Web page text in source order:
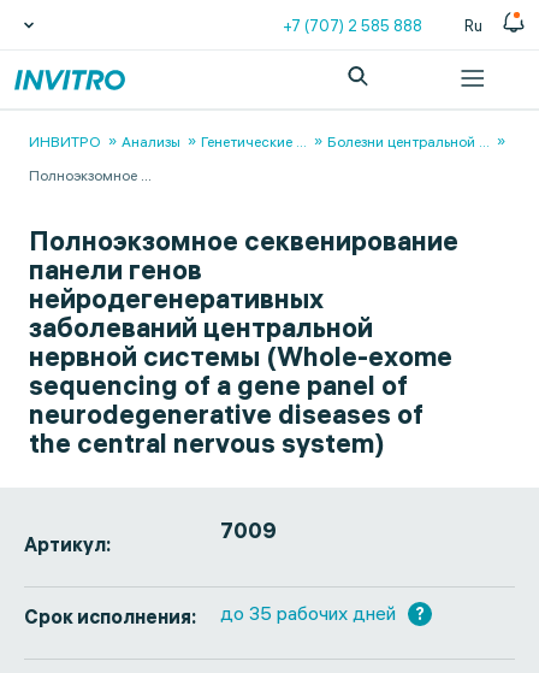
+7 (707) 2 585 888 Ru
ИНВИТРО Анализы Генетические ... Болезни центральной ...
Полноэкзомное ...
Полноэкзомное секвенирование
панели генов
нейродегенеративных
заболеваний центральной
нервной системы (Whole-exome
sequencing of a gene panel of
neurodegenerative diseases of
the central nervous system)
Артикул: 7009
Срок исполнения: до 35 рабочих дней ?